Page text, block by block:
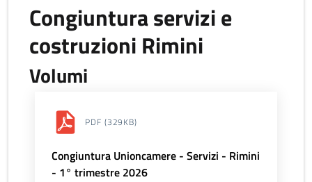
Congiuntura servizi e
costruzioni Rimini
Volumi
PDF (329KB)
Congiuntura Unioncamere - Servizi - Rimini
- 1° trimestre 2026